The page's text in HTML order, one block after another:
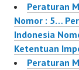
Peraturan
Nomor : 5…
Indonesia
Ketentuan
Peraturan